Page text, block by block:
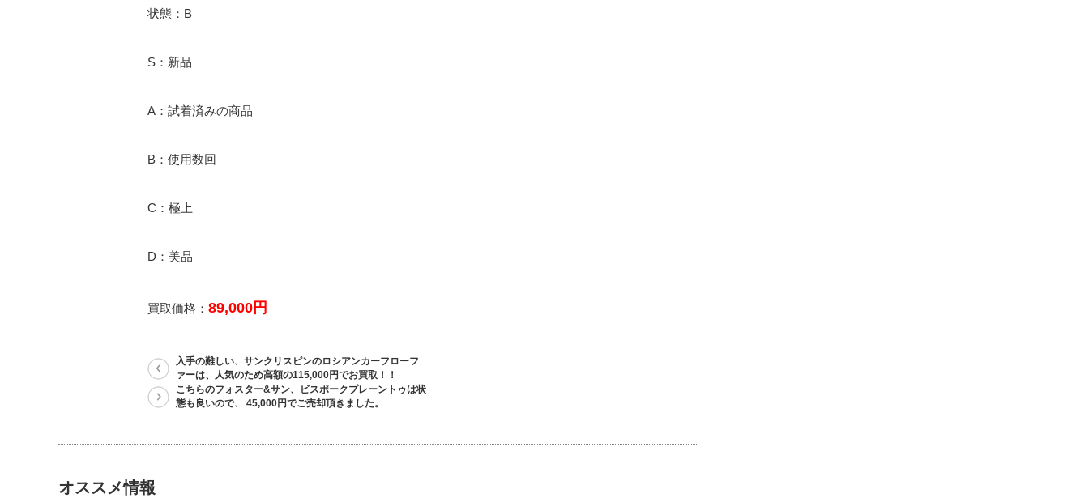
状態：B
S：新品
A：試着済みの商品
B：使用数回
C：極上
D：美品
買取価格： 89,000円
入手の難しい、サンクリスピンのロシアンカーフローフ
ァーは、人気のため高額の115,000円でお買取！！
こちらのフォスター&サン、ビスポークプレーントゥは状
態も良いので、 45,000円でご売却頂きました。
オススメ情報